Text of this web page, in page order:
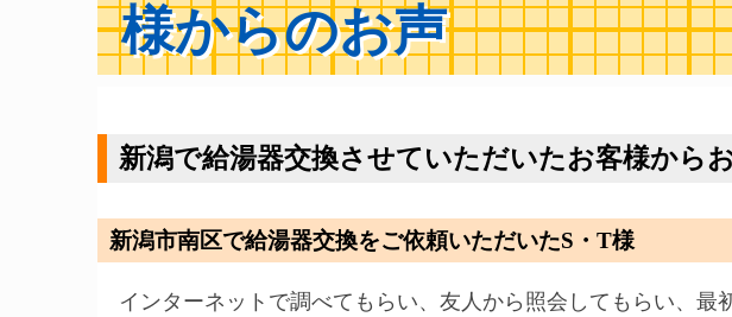
様からのお声
新潟で給湯器交換させていただいたお客様から
新潟市南区で給湯器交換をご依頼いただいたS・T様
インターネットで調べてもらい、友人から照会してもらい、